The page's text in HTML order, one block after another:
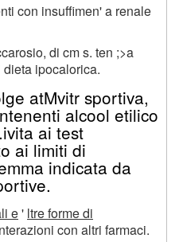
con insuffimen' a renale
di cm s. ten ;>a
ipocalorica.
atMvitr sportiva,
alcool etilico
ai test
ai limiti di
indicata da
e' ltre forme di
con altri farmaci.